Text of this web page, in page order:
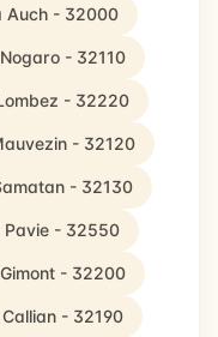
Auch - 32000
- 32110
- 32220
- 32120
- 32130
Pavie - 32550
- 32200
- 32190